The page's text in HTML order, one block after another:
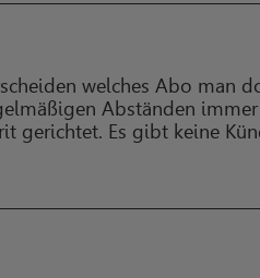
welches Abo man
Abständen
gerichtet. Es gibt keine